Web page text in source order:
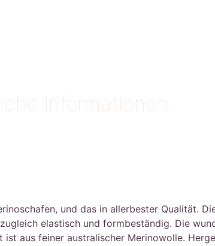
Informationen
und das in allerbester Qualität.
elastisch und formbeständig. Die
aus feiner australischer Merinowolle.